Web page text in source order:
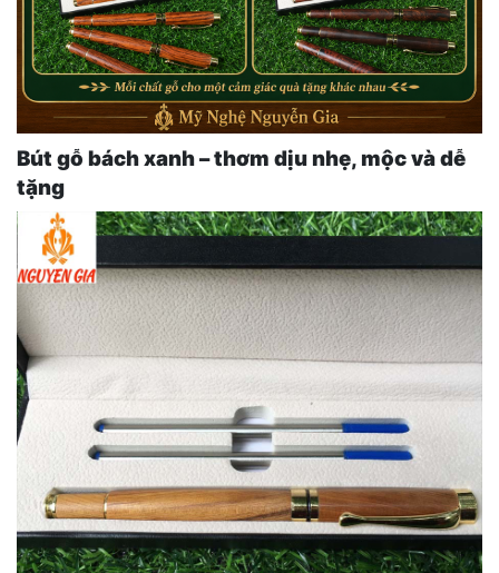
Bút gỗ bách xanh – thơm dịu nhẹ, mộc và dễ
tặng